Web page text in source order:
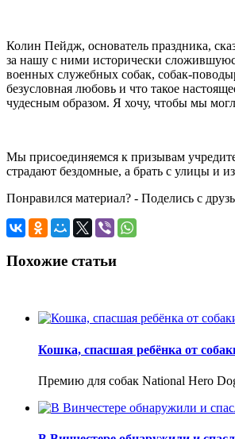
Колин Пейдж, основатель праздника,
за нашу с ними исторически
военных служебных собак, собак-
безусловная любовь и что такое
чудесным образом. Я хочу, чтобы мы
Мы присоединяемся к призывам
страдают бездомные, а брать с улицы и
Понравился материал? - Поделись с
Похожие статьи
Кошка, спасшая ребёнка от
Премию для собак National Hero